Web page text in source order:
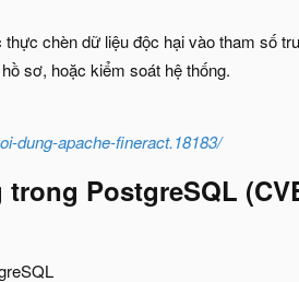
chèn dữ liệu độc hại vào tham số
sơ, hoặc kiểm soát hệ thống.
dung-apache-fineract.18183/
PostgreSQL